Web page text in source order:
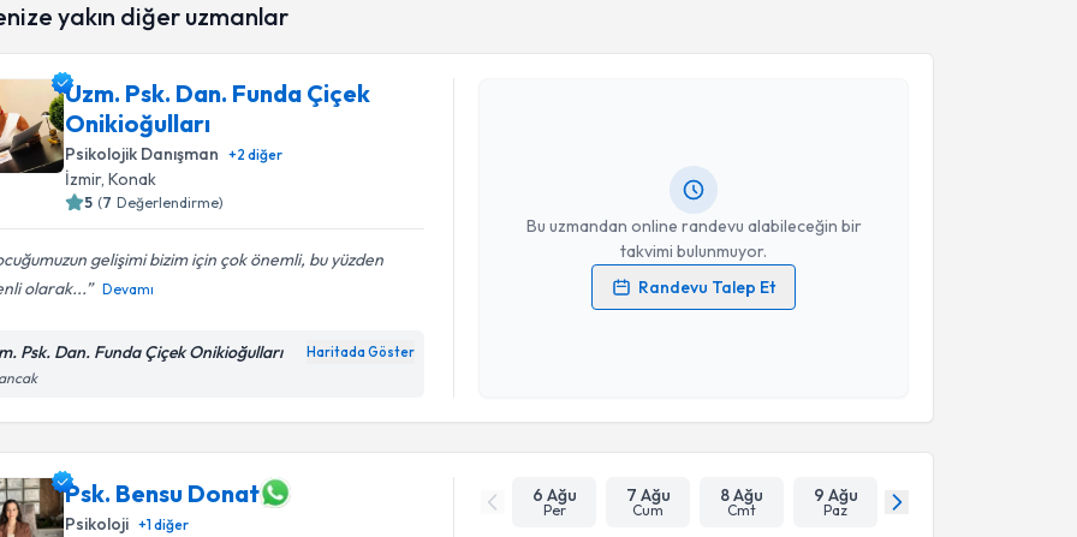
yakın diğer uzmanlar
Uzm. Psk. Dan. Funda Çiçek
Onikioğulları
Psikolojik Danışman +2 diğer
İzmir, Konak
5 (7 Değerlendirme)
gelişimi bizim için çok önemli, bu yüzden
olarak...
Devamı
Psk. Dan. Funda Çiçek Onikioğulları Haritada Göster
Bu uzmandan online randevu alabileceğin bir
takvimi bulunmuyor.
Randevu Talep Et
Kişisel verilerimin işlenmesine ilişkinAydınlatma Metni
Psk. Bensu Donat
Psikoloji +1diğer
6 Ağu
Per
7 Ağu
Cum
8 Ağu
Cmt
9 Ağu
Paz